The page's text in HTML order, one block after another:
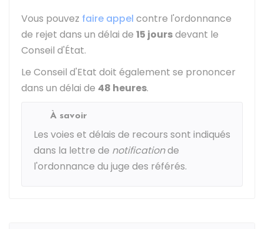
Vous pouvez faire appel contre l'ordonnance
de rejet dans un délai de 15 joursdevant le
Conseil d'État.
Le Conseil d'Etat doit également se prononcer
dans un délai de 48 heures.
À savoir
Les voies et délais de recours sont indiqués
dans la lettre de notificationde
l'ordonnance du juge des référés.